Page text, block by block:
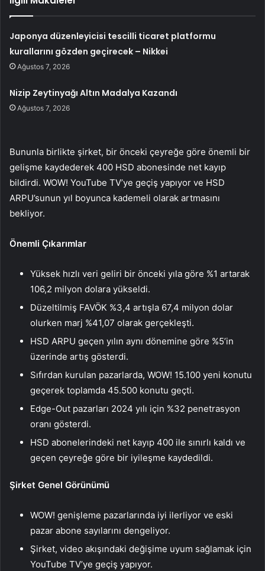
Japonya düzenleyicisi tescilli ticaret platformu
kurallarını gözden geçirecek – Nikkei
Ağustos 7, 2026
Nizip Zeytinyağı Altın Madalya Kazandı
Ağustos 7, 2026
Bununla birlikte şirket, bir önceki çeyreğe göre önemli bir
gelişme kaydederek 400 HSD abonesinde net kayıp
bildirdi. WOW! YouTube TV’ye geçiş yapıyor ve HSD
ARPU’sunun yıl boyunca kademeli olarak artmasını
bekliyor.
Önemli Çıkarımlar
Yüksek hızlı veri geliri bir önceki yıla göre %1 artarak
106,2 milyon dolara yükseldi.
Düzeltilmiş FAVÖK %3,4 artışla 67,4 milyon dolar
olurken marj %41,07 olarak gerçekleşti.
HSD ARPU geçen yılın aynı dönemine göre %5’in
üzerinde artış gösterdi.
Sıfırdan kurulan pazarlarda, WOW! 15.100 yeni konutu
geçerek toplamda 45.500 konutu geçti.
Edge-Out pazarları 2024 yılı için %32 penetrasyon
oranı gösterdi.
HSD abonelerindeki net kayıp 400 ile sınırlı kaldı ve
geçen çeyreğe göre bir iyileşme kaydedildi.
Şirket Genel Görünümü
WOW! genişleme pazarlarında iyi ilerliyor ve eski
pazar abone sayılarını dengeliyor.
Şirket, video akışındaki değişime uyum sağlamak için
YouTube TV’ye geçiş yapıyor.